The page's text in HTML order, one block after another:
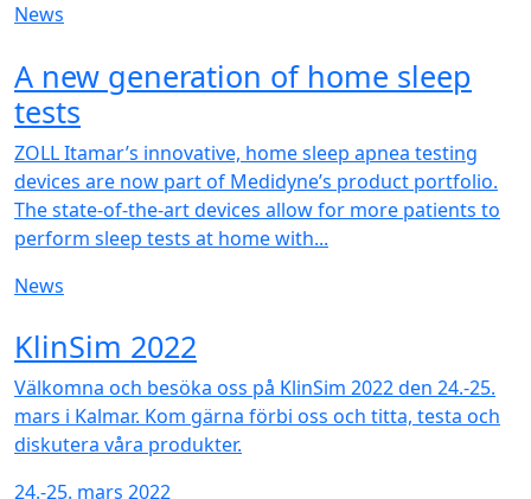
News
A new generation of home sleep
tests
ZOLL Itamar’s innovative, home sleep apnea testing
devices are now part of Medidyne’s product portfolio.
The state-of-the-art devices allow for more patients to
perform sleep tests at home with...
News
KlinSim 2022
Välkomna och besöka oss på KlinSim 2022 den 24.-25.
mars i Kalmar. Kom gärna förbi oss och titta, testa och
diskutera våra produkter.
24.-25. mars 2022